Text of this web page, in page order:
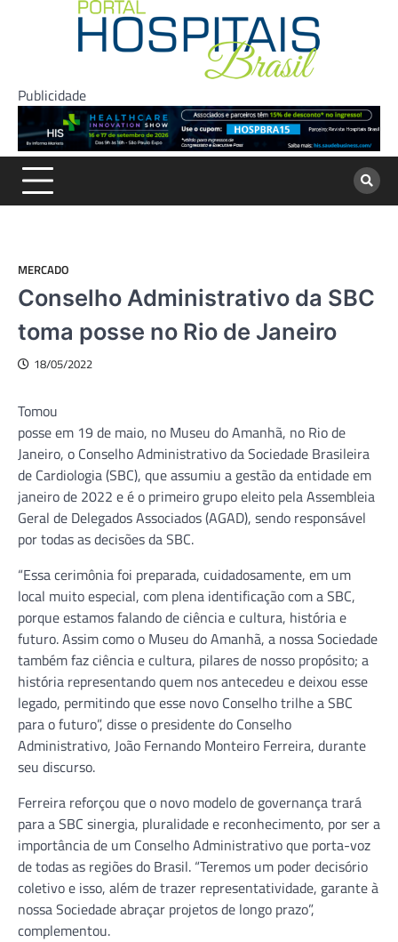
Publicidade
MERCADO
Conselho Administrativo da SBC
toma posse no Rio de Janeiro
18/05/2022
Tomou
posse em 19 de maio, no Museu do Amanhã, no Rio de
Janeiro, o Conselho Administrativo da Sociedade Brasileira
de Cardiologia (SBC), que assumiu a gestão da entidade em
janeiro de 2022 e é o primeiro grupo eleito pela Assembleia
Geral de Delegados Associados (AGAD), sendo responsável
por todas as decisões da SBC.
“Essa cerimônia foi preparada, cuidadosamente, em um
local muito especial, com plena identificação com a SBC,
porque estamos falando de ciência e cultura, história e
futuro. Assim como o Museu do Amanhã, a nossa Sociedade
também faz ciência e cultura, pilares de nosso propósito; a
história representando quem nos antecedeu e deixou esse
legado, permitindo que esse novo Conselho trilhe a SBC
para o futuro”, disse o presidente do Conselho
Administrativo, João Fernando Monteiro Ferreira, durante
seu discurso.
Ferreira reforçou que o novo modelo de governança trará
para a SBC sinergia, pluralidade e reconhecimento, por ser a
importância de um Conselho Administrativo que porta-voz
de todas as regiões do Brasil. “Teremos um poder decisório
coletivo e isso, além de trazer representatividade, garante à
nossa Sociedade abraçar projetos de longo prazo”,
complementou.